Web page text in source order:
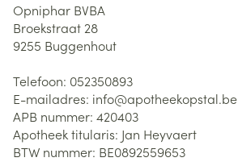
Opniphar BVBA
Broekstraat 28
9255 Buggenhout
Telefoon: 052350893
E-mailadres: info@apotheekopstal.be
APB nummer: 420403
Apotheek titularis: Jan Heyvaert
BTW nummer: BE0892559653